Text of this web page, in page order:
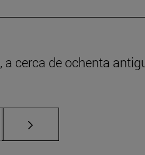
cerca de ochenta
Use TAB para desplazarse.